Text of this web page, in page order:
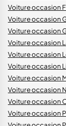
Voiture occasion
Voiture occasion
Voiture occasion
Voiture occasion
Voiture occasion
Voiture occasion
Voiture occasion
Voiture occasion
Voiture occasion
Voiture occasion